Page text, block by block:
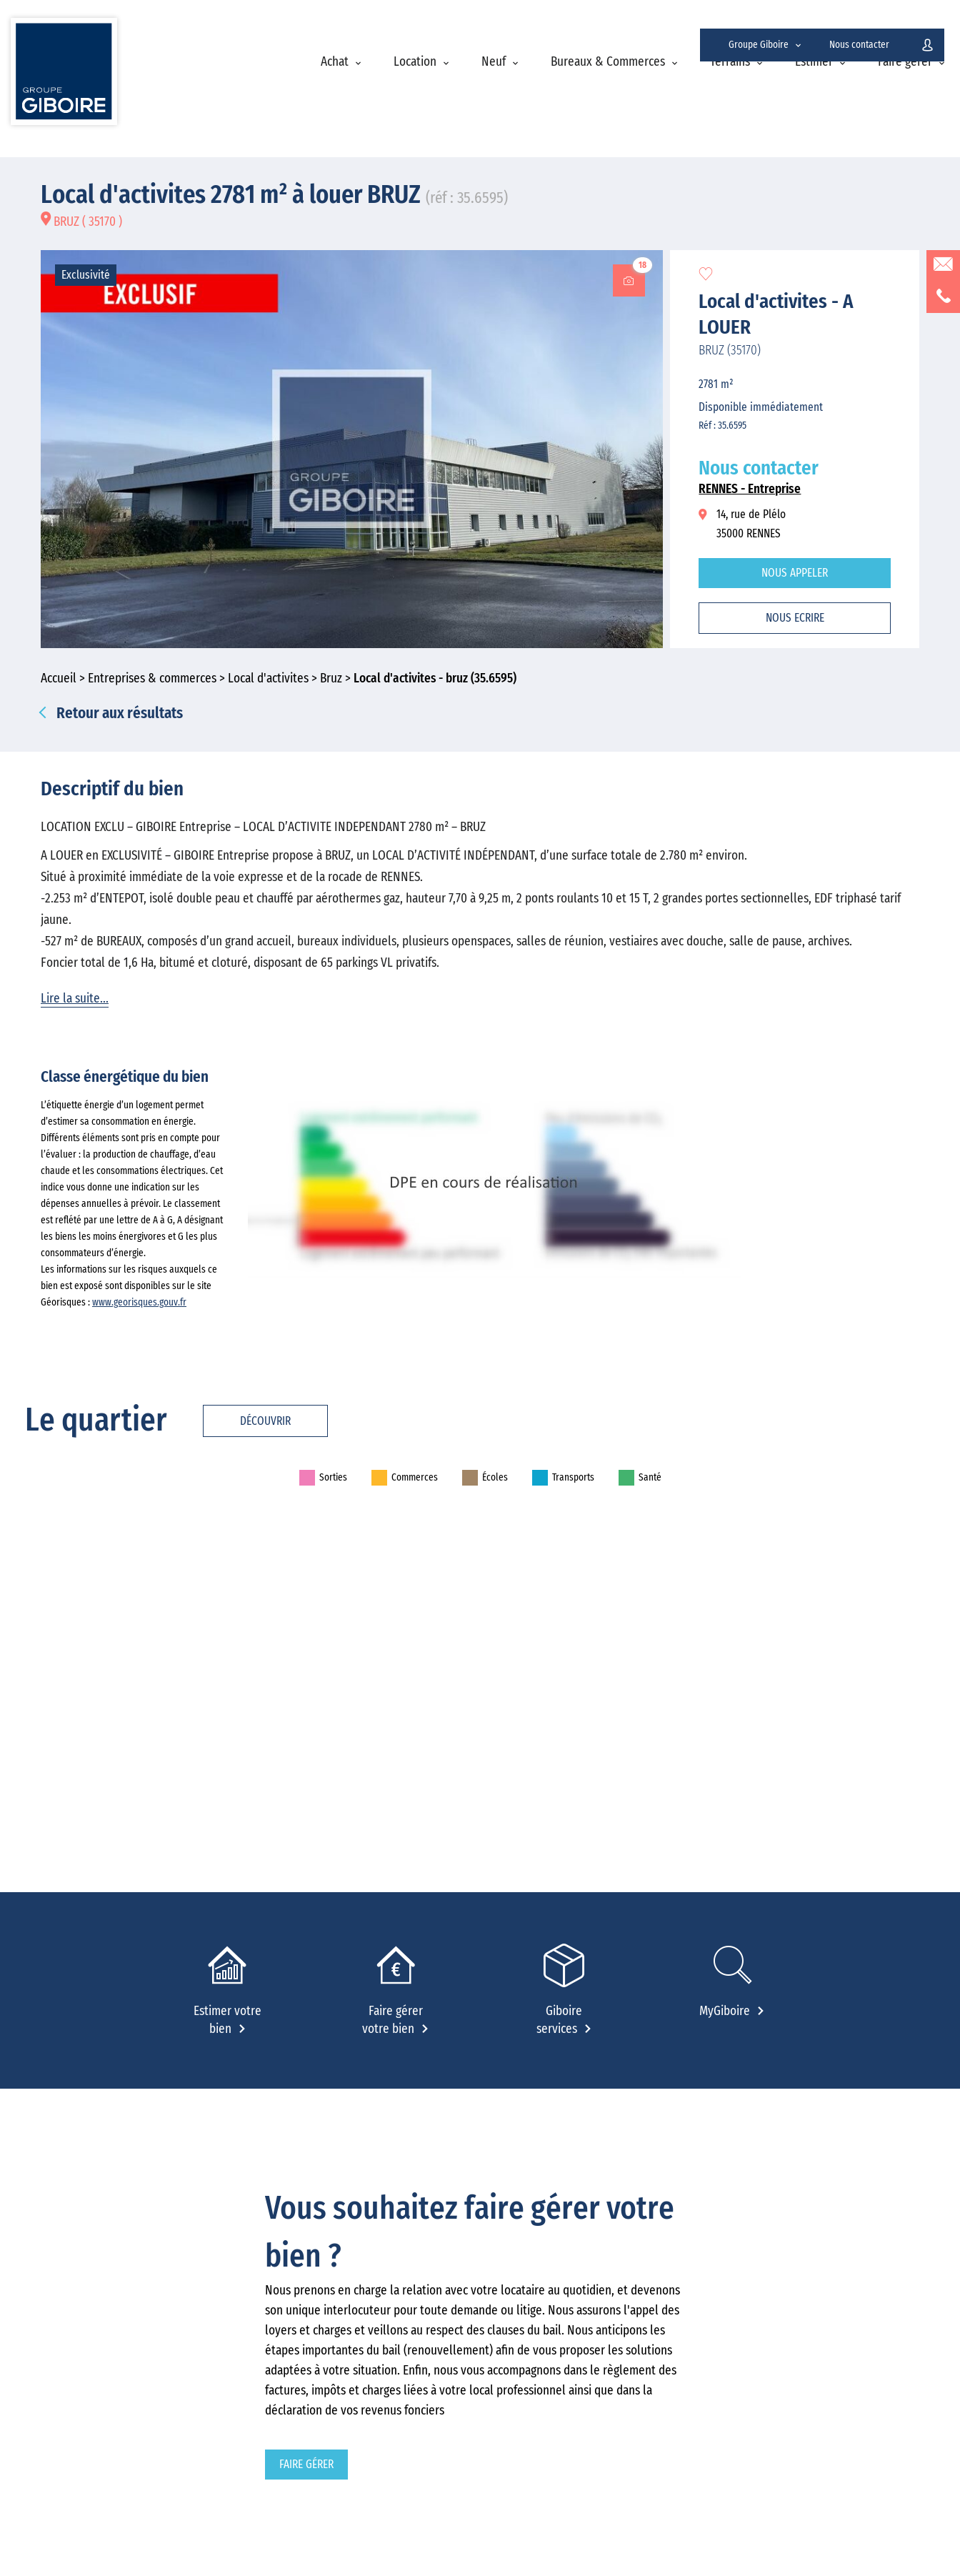
Achat Location Neuf Bureaux & Commerces Terrains Estimer Faire gérer
Groupe Giboire Nous contacter
Local d'activites 2781 m² à louer BRUZ (réf : 35.6595)
BRUZ ( 35170 )
Exclusivité
18
Local d'activites - A
LOUER
BRUZ (35170)
2781 m²
Disponible immédiatement
Réf : 35.6595
Nous contacter
RENNES - Entreprise
14, rue de Plélo
35000 RENNES
NOUS APPELER
NOUS ECRIRE
Accueil Entreprises & commerces Local d'activites Bruz Local d'activites - bruz (35.6595)
Retour aux résultats
Descriptif du bien
LOCATION EXCLU – GIBOIRE Entreprise – LOCAL D’ACTIVITE INDEPENDANT 2780 m² – BRUZ
A LOUER en EXCLUSIVITÉ – GIBOIRE Entreprise propose à BRUZ, un LOCAL D’ACTIVITÉ INDÉPENDANT, d’une surface totale de 2.780 m² environ.
Situé à proximité immédiate de la voie expresse et de la rocade de RENNES.
-2.253 m² d’ENTEPOT, isolé double peau et chauffé par aérothermes gaz, hauteur 7,70 à 9,25 m, 2 ponts roulants 10 et 15 T, 2 grandes portes sectionnelles, EDF triphasé tarif
jaune.
-527 m² de BUREAUX, composés d’un grand accueil, bureaux individuels, plusieurs openspaces, salles de réunion, vestiaires avec douche, salle de pause, archives.
Foncier total de 1,6 Ha, bitumé et cloturé, disposant de 65 parkings VL privatifs.
Lire la suite...
Classe énergétique du bien
L’étiquette énergie d’un logement permet
d’estimer sa consommation en énergie.
Différents éléments sont pris en compte pour
l’évaluer : la production de chauffage, d’eau
chaude et les consommations électriques. Cet
indice vous donne une indication sur les
dépenses annuelles à prévoir. Le classement
est reflété par une lettre de A à G, A désignant
les biens les moins énergivores et G les plus
consommateurs d’énergie.
Les informations sur les risques auxquels ce
bien est exposé sont disponibles sur le site
Géorisques : www.georisques.gouv.fr
Le quartier DÉCOUVRIR
Sorties Commerces Écoles Transports Santé
Estimer votre
bien
Faire gérer
votre bien
Giboire
services
MyGiboire
Vous souhaitez faire gérer votre
bien ?
Nous prenons en charge la relation avec votre locataire au quotidien, et devenons
son unique interlocuteur pour toute demande ou litige. Nous assurons l'appel des
loyers et charges et veillons au respect des clauses du bail. Nous anticipons les
étapes importantes du bail (renouvellement) afin de vous proposer les solutions
adaptées à votre situation. Enfin, nous vous accompagnons dans le règlement des
factures, impôts et charges liées à votre local professionnel ainsi que dans la
déclaration de vos revenus fonciers
FAIRE GÉRER